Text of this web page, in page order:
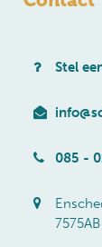
Stel
085 -